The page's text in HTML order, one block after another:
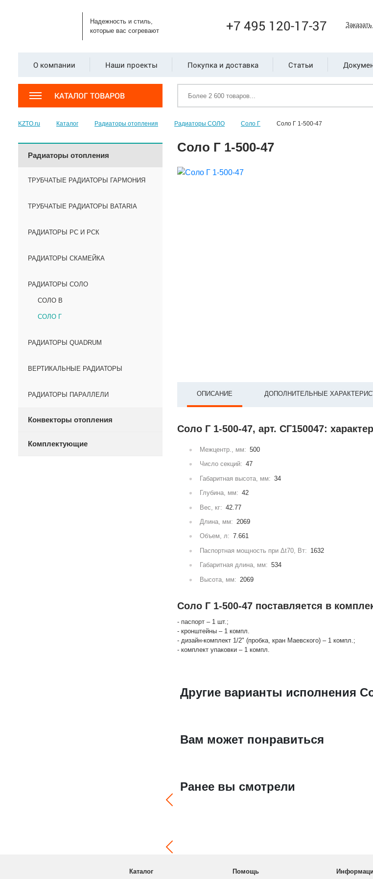
Надежность и стиль,
которые вас согревают
+7 495 120-17-37
О компании Наши проекты Покупка и доставка Статьи
КАТАЛОГ ТОВАРОВ
KZTO.ru Каталог Радиаторы отопления Радиаторы СОЛО Соло Г Соло Г 1-500-47
Радиаторы отопления
ТРУБЧАТЫЕ РАДИАТОРЫ ГАРМОНИЯ
ТРУБЧАТЫЕ РАДИАТОРЫ BATARIA
РАДИАТОРЫ РС И РСК
РАДИАТОРЫ СКАМЕЙКА
РАДИАТОРЫ СОЛО
СОЛО В
СОЛО Г
РАДИАТОРЫ QUADRUM
ВЕРТИКАЛЬНЫЕ РАДИАТОРЫ
РАДИАТОРЫ ПАРАЛЛЕЛИ
Конвекторы отопления
Комплектующие
Соло Г 1-500-47
ОПИСАНИЕ ДОПОЛНИТЕЛЬНЫЕ
Соло Г 1-500-47, арт. СГ150047:
Межцентр., мм: 500
Число секций: 47
Габаритная высота, мм: 34
Глубина, мм: 42
Вес, кг: 42.77
Длина, мм: 2069
Объем, л: 7.661
Паспортная мощность при Δt70, Вт: 1632
Габаритная длина, мм: 534
Высота, мм: 2069
Соло Г 1-500-47 поставляется в
- паспорт – 1 шт.;
- кронштейны – 1 компл.
- дизайн-комплект 1/2" (пробка, кран Маевского) – 1 компл.;
- комплект упаковки – 1 компл.
Другие варианты исполнения
Вам может понравиться
Ранее вы смотрели
Каталог
Помощь